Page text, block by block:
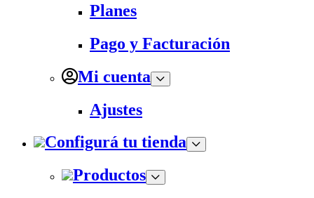
Planes
Pago y Facturación
Mi cuenta
Ajustes
Configurá tu tienda
Productos